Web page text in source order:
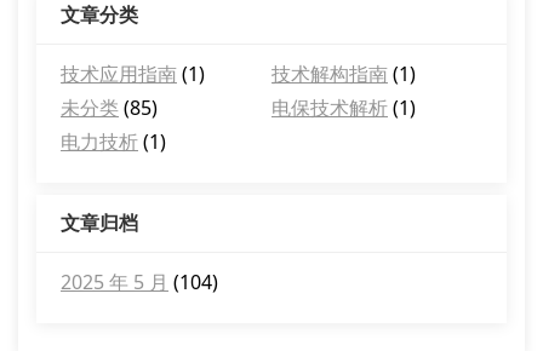
文章分类
技术应用指南(1) 技术解构指南(1)
未分类(85) 电保技术解析(1)
电力技析(1)
文章归档
2025 年 5 月 (104)